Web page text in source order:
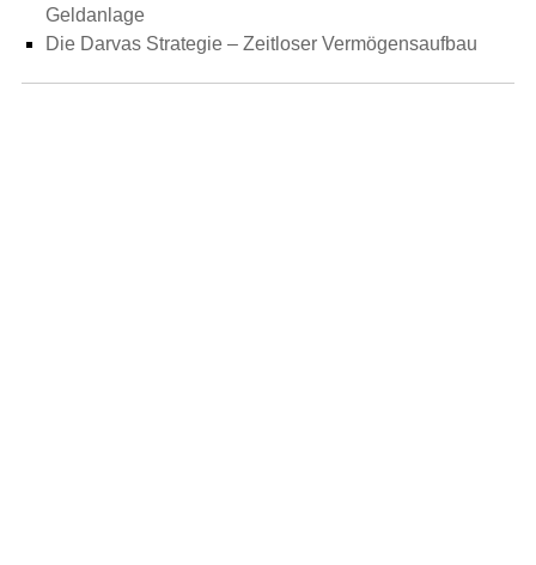
Geldanlage
Die Darvas Strategie – Zeitloser Vermögensaufbau